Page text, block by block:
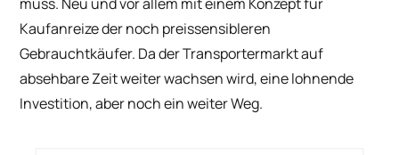
Kaufanreize der noch preissensibleren
Gebrauchtkäufer. Da der Transportermarkt auf
absehbare Zeit weiter wachsen wird, eine lohnende
Investition, aber noch ein weiter Weg.